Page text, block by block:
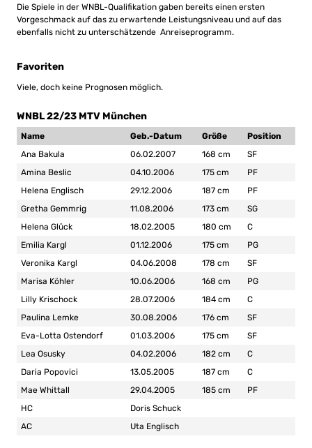
Die Spiele in der WNBL-Qualifikation gaben bereits einen ersten
Vorgeschmack auf das zu erwartende Leistungsniveau und auf das
ebenfalls nicht zu unterschätzende Anreiseprogramm.
Favoriten
Viele, doch keine Prognosen möglich.
WNBL 22/23 MTV München
Name Geb.-Datum Größe
Position
Ana Bakula
06.02.2007 168 cm
SF
Amina Beslic
04.10.2006 175 cm
PF
Helena Englisch
29.12.2006 187 cm
PF
Gretha Gemmrig
11.08.2006 173 cm
SG
Helena Glück
18.02.2005 180 cm
C
Emilia Kargl
01.12.2006 175 cm
PG
Veronika Kargl
04.06.2008 178 cm
SF
Marisa Köhler
10.06.2006 168 cm
PG
Lilly Krischock
28.07.2006 184 cm
C
Paulina Lemke
30.08.2006 176 cm
SF
Eva-Lotta Ostendorf
01.03.2006 175 cm
SF
Lea Osusky
04.02.2006 182 cm
C
Daria Popovici
13.05.2005 187 cm
C
Mae Whittall
29.04.2005 185 cm
PF
HC
Doris Schuck
AC
Uta Englisch